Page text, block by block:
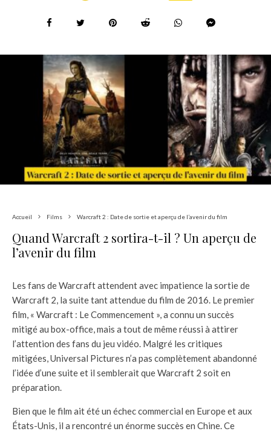
Accueil Films Warcraft 2 : Date de sortie et aperçu de l’avenir du film
Quand Warcraft 2 sortira-t-il ? Un aperçu de
l’avenir du film
Les fans de Warcraft attendent avec impatience la sortie de
Warcraft 2, la suite tant attendue du film de 2016. Le premier
film, « Warcraft : Le Commencement », a connu un succès
mitigé au box-office, mais a tout de même réussi à attirer
l’attention des fans du jeu vidéo. Malgré les critiques
mitigées, Universal Pictures n’a pas complètement abandonné
l’idée d’une suite et il semblerait que Warcraft 2 soit en
préparation.
Bien que le film ait été un échec commercial en Europe et aux
États-Unis, il a rencontré un énorme succès en Chine. Ce